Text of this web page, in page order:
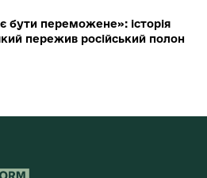
бути переможене»: історія
пережив російський полон